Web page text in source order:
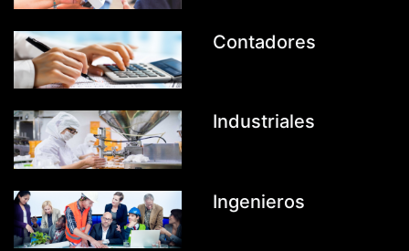
Contadores
Industriales
Ingenieros